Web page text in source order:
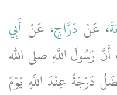
، عَنْ دَرَّاجٍ، عَنْ أَبِي
أَنَّ رَسُولَ اللَّهِ صلى الله
دَرَجَةً عِنْدَ اللَّهِ يَوْمَ